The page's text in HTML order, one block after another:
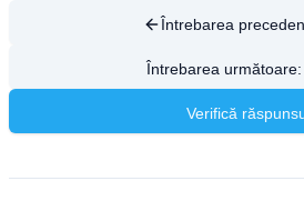
Întrebarea
Întrebarea următoare:
Verifică